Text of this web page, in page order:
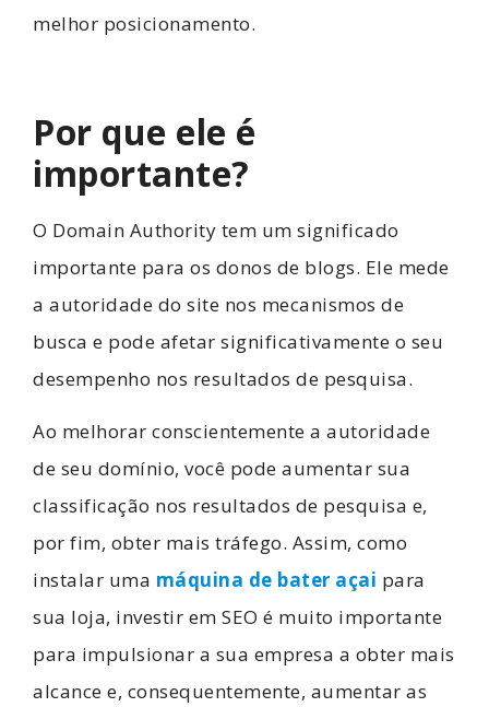
melhor posicionamento.
Por que ele é
importante?
O Domain Authority tem um significado
importante para os donos de blogs. Ele mede
a autoridade do site nos mecanismos de
busca e pode afetar significativamente o seu
desempenho nos resultados de pesquisa.
Ao melhorar conscientemente a autoridade
de seu domínio, você pode aumentar sua
classificação nos resultados de pesquisa e,
por fim, obter mais tráfego. Assim, como
instalar uma máquina de bater açai para
sua loja, investir em SEO é muito importante
para impulsionar a sua empresa a obter mais
alcance e, consequentemente, aumentar as